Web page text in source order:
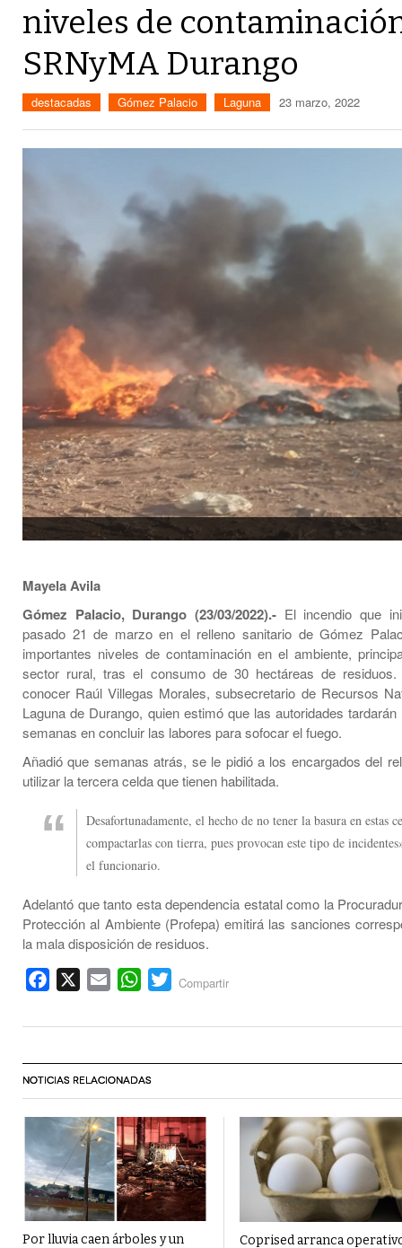
niveles de
SRNyMA Durango
destacadas Gómez Palacio Laguna 23 marzo, 2022
Mayela Avila
Gómez Palacio, Durango (23/03/2022).- El incendio que
pasado 21 de marzo en el relleno sanitario de Gómez
importantes niveles de contaminación en el ambiente,
sector rural, tras el consumo de 30 hectáreas de
conocer Raúl Villegas Morales, subsecretario de Recursos
Laguna de Durango, quien estimó que las autoridades
semanas en concluir las labores para sofocar el fuego.
Añadió que semanas atrás, se le pidió a los encargados del
utilizar la tercera celda que tienen habilitada.
Desafortunadamente, el hecho de no tener la basura en estas
compactarlas con tierra, pues provocan este tipo de
el funcionario.
Adelantó que tanto esta dependencia estatal como la
Protección al Ambiente (Profepa) emitirá las sanciones
la mala disposición de residuos.
Facebook Email WhatsApp
Twitter
Compartir
NOTICIAS RELACIONADAS
Por lluvia caen árboles y un
Coprised arranca